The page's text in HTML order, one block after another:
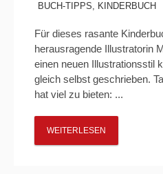
BUCH-TIPPS, KINDERBUCH
Für dieses rasante
herausragende Illustratorin
einen neuen Illustrationsstil
gleich selbst geschrieben.
hat viel zu bieten: ...
WEITERLESEN